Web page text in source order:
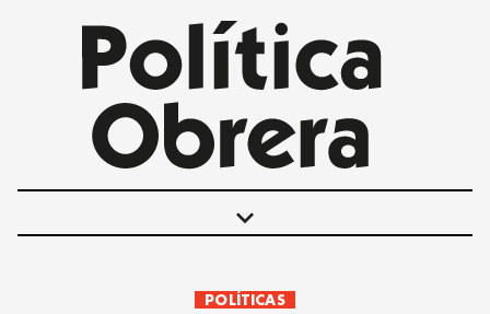
keyboard_arrow_down
POLÍTICAS
POLÍTICAS